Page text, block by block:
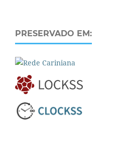
PRESERVADO EM: